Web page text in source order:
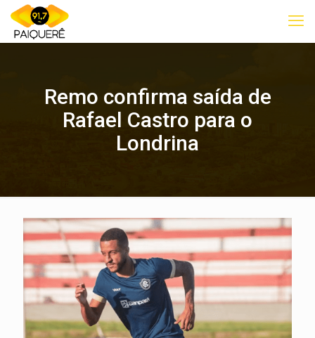
Remo confirma saída de
Rafael Castro para o
Londrina